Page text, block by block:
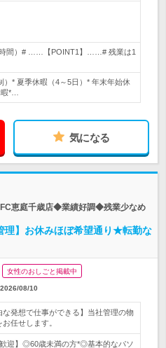
時間）# ……【POINT1】……# 残業は1
）* 夏季休暇（4～5日）* 年末年始休
*…
気になる
恵庭千歳店◆業績好調◆残業少なめ
理】お休みほぼ希望通り★転勤な
女性のおしごと掲載中
2026/08/10
な発想で仕事ができる】当社管理の物
任せします。
歓迎】◎60歳未満の方*◎基本的なパソ